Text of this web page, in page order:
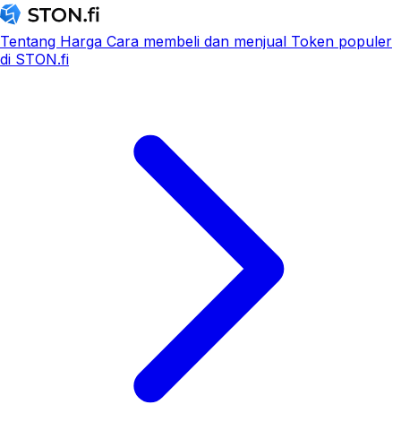
Tentang Harga Cara membeli dan menjual Token populer
di STON.fi